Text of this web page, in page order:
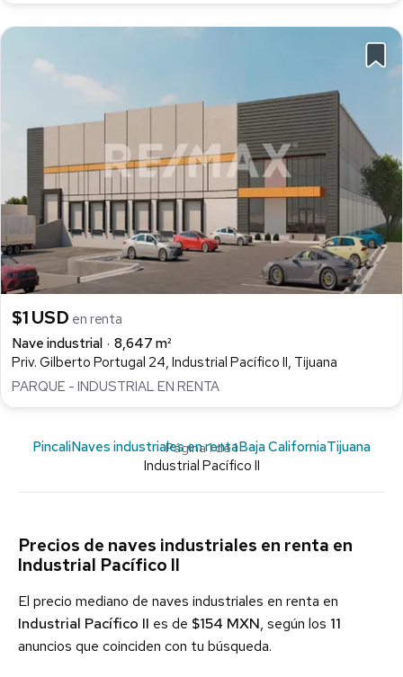
$1 USD en renta
Nave industrial
8,647 m²
Priv. Gilberto Portugal 24, Industrial Pacífico II, Tijuana
PARQUE - INDUSTRIAL EN RENTA
Página 1 de 1
PincaliNaves industriales en rentaBaja CaliforniaTijuana
Industrial Pacífico II
Precios de naves industriales en renta en
Industrial Pacífico II
El precio mediano de naves industriales en renta en
Industrial Pacífico II es de $154 MXN, según los 11
anuncios que coinciden con tu búsqueda.